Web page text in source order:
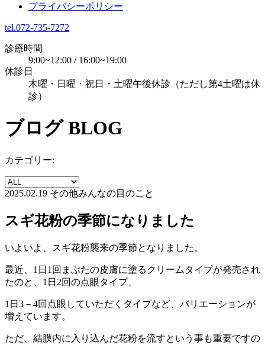
プライバシーポリシー
tel.072-735-7272
診療時間
9:00~12:00 / 16:00~19:00
休診日
木曜・日曜・祝日・土曜午後休診（ただし第4土曜は休
診）
ブログ BLOG
カテゴリー:
2025.02.19 その他みんなの目のこと
スギ花粉の季節になりました
いよいよ、スギ花粉襲来の季節となりました。
最近、1日1回まぶたの皮膚に塗るクリームタイプが発売され
たのと、1日2回の点眼タイプ、
1日3－4回点眼していただくタイプなど、バリエーションが
増えています。
ただ、結膜内に入り込んだ花粉を流すという事も重要ですの